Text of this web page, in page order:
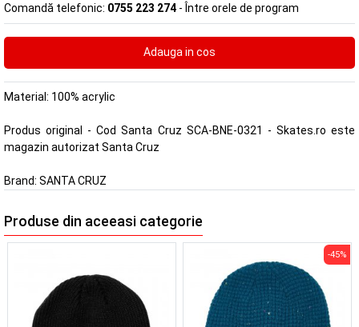
Comandă telefonic: 0755 223 274 - Între orele de program
Material: 100% acrylic
Produs original - Cod Santa Cruz SCA-BNE-0321 - Skates.ro este
magazin autorizat Santa Cruz
Brand: SANTA CRUZ
Produse din aceeasi categorie
-45%